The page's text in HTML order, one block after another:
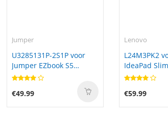
Jumper
U3285131P-2S1P voor
Jumper EZbook S5
3376125-2S
€49.99
Lenovo
L24M3PK2
IdeaPad
14IAH10
€59.99